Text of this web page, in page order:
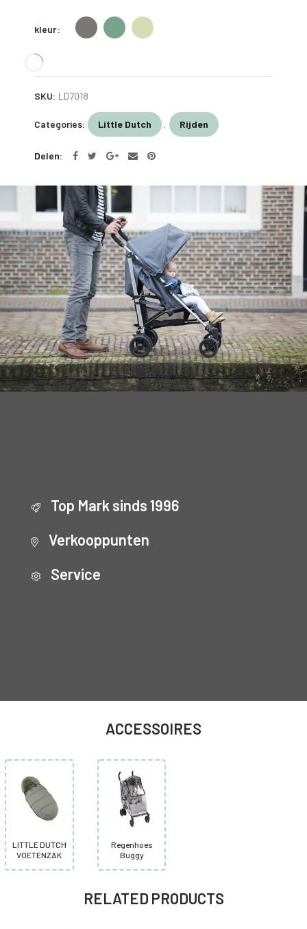
kleur
SKU: LD7018
Categories: Little Dutch , Rijden
Delen
Top Mark sinds 1996
Verkooppunten
Service
ACCESSOIRES
LITTLE DUTCH
VOETENZAK
Regenhoes
Buggy
RELATED PRODUCTS